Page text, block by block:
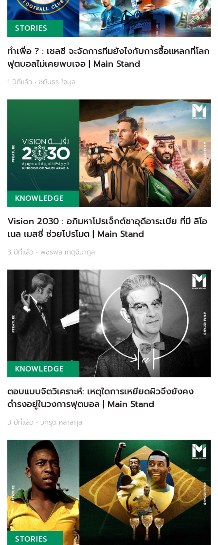
STORIES
ทำเพื่อ ? : เชลซี จะจัดการทีมยังไงกับการซื้อแหลกที่โลก
ฟุตบอลไม่เคยพบเจอ | Main Stand
1 ปีที่แล้ว • ชยันธร ใจมูล
KNOWLEDGE
Vision 2030 : อภิมหาโปรเจ็กต์ซาอุดีอาระเบีย ที่มี ลิโอ
เนล เมสซี่ ช่วยโปรโมต | Main Stand
3 ปีที่แล้ว • พชรพล เกตุจินากูล
KNOWLEDGE
ตอบแบบจิตวิเคราะห์: เหตุใดการเหยียดผิวจึงยังคง
ดำรงอยู่ในวงการฟุตบอล | Main Stand
3 ปีที่แล้ว • วิศรุต หล่าสกุล
STORIES